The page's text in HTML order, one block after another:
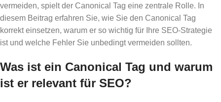
vermeiden, spielt der Canonical Tag eine zentrale Rolle. In
diesem Beitrag erfahren Sie, wie Sie den Canonical Tag
korrekt einsetzen, warum er so wichtig für Ihre SEO-Strategie
ist und welche Fehler Sie unbedingt vermeiden sollten.
Was ist ein Canonical Tag und warum
ist er relevant für SEO?